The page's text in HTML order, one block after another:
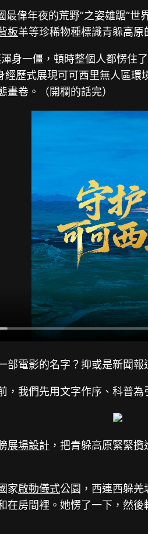
最偉年夜的荒野”之姿雄踞“
板羊等珍稀物種標識青躲高原
身一僵，頓時整個人都愣住
歷式展現可可西里無人區
卷。（開欄的話完）
電影的名字？抑或是新聞報
我們先用文字作序、科普
展場設計 ，把青躲高原緊緊
家啟動儀式公園，西連西躲羌
在房間裡。她愣了一下，然